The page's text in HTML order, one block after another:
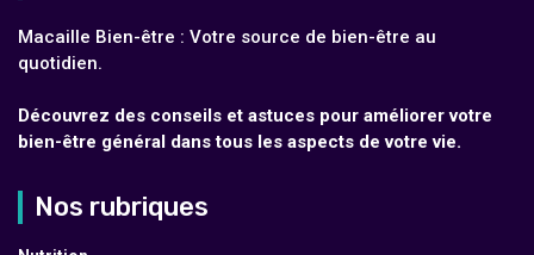
Macaille Bien-être : Votre source de bien-être au
quotidien.
Découvrez des conseils et astuces pour améliorer votre
bien-être général dans tous les aspects de votre vie.
Nos rubriques